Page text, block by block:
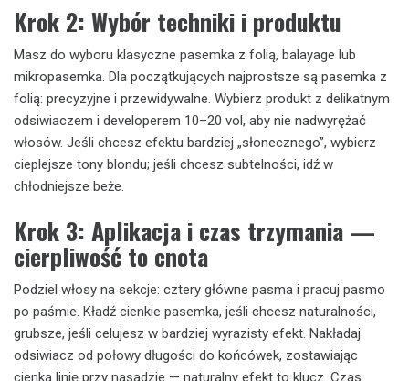
Krok 2: Wybór techniki i produktu
Masz do wyboru klasyczne pasemka z folią, balayage lub
mikropasemka. Dla początkujących najprostsze są pasemka z
folią: precyzyjne i przewidywalne. Wybierz produkt z delikatnym
odsiwiaczem i developerem 10–20 vol, aby nie nadwyrężać
włosów. Jeśli chcesz efektu bardziej „słonecznego”, wybierz
cieplejsze tony blondu; jeśli chcesz subtelności, idź w
chłodniejsze beże.
Krok 3: Aplikacja i czas trzymania —
cierpliwość to cnota
Podziel włosy na sekcje: cztery główne pasma i pracuj pasmo
po paśmie. Kładź cienkie pasemka, jeśli chcesz naturalności,
grubsze, jeśli celujesz w bardziej wyrazisty efekt. Nakładaj
odsiwiacz od połowy długości do końcówek, zostawiając
cienką linię przy nasadzie — naturalny efekt to klucz. Czas